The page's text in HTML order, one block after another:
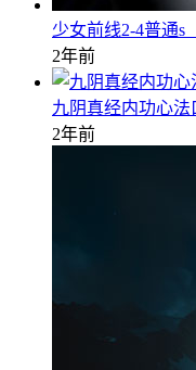
少女前线2-4普通s
2年前
九阴真经内功心
2年前